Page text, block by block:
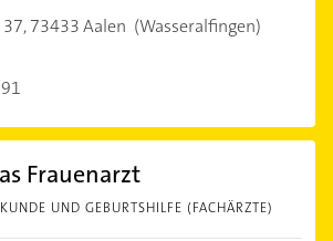
73433 Aalen (Wasseralfingen)
Frauenarzt
UND GEBURTSHILFE (FACHÄRZTE)